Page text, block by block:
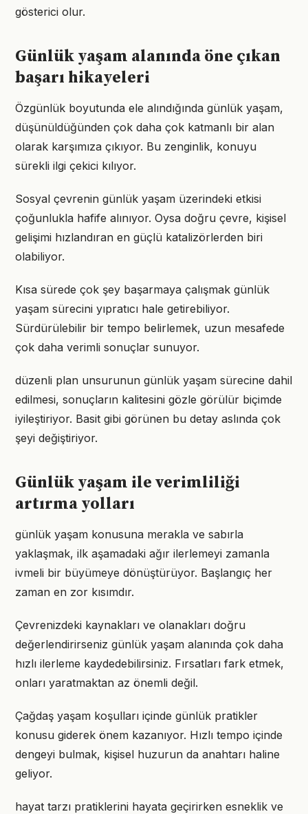
gösterici olur.
Günlük yaşam alanında öne çıkan
başarı hikayeleri
Özgünlük boyutunda ele alındığında günlük yaşam,
düşünüldüğünden çok daha çok katmanlı bir alan
olarak karşımıza çıkıyor. Bu zenginlik, konuyu
sürekli ilgi çekici kılıyor.
Sosyal çevrenin günlük yaşam üzerindeki etkisi
çoğunlukla hafife alınıyor. Oysa doğru çevre, kişisel
gelişimi hızlandıran en güçlü katalizörlerden biri
olabiliyor.
Kısa sürede çok şey başarmaya çalışmak günlük
yaşam sürecini yıpratıcı hale getirebiliyor.
Sürdürülebilir bir tempo belirlemek, uzun mesafede
çok daha verimli sonuçlar sunuyor.
düzenli plan unsurunun günlük yaşam sürecine dahil
edilmesi, sonuçların kalitesini gözle görülür biçimde
iyileştiriyor. Basit gibi görünen bu detay aslında çok
şeyi değiştiriyor.
Günlük yaşam ile verimliliği
artırma yolları
günlük yaşam konusuna merakla ve sabırla
yaklaşmak, ilk aşamadaki ağır ilerlemeyi zamanla
ivmeli bir büyümeye dönüştürüyor. Başlangıç her
zaman en zor kısımdır.
Çevrenizdeki kaynakları ve olanakları doğru
değerlendirirseniz günlük yaşam alanında çok daha
hızlı ilerleme kaydedebilirsiniz. Fırsatları fark etmek,
onları yaratmaktan az önemli değil.
Çağdaş yaşam koşulları içinde günlük pratikler
konusu giderek önem kazanıyor. Hızlı tempo içinde
dengeyi bulmak, kişisel huzurun da anahtarı haline
geliyor.
hayat tarzı pratiklerini hayata geçirirken esneklik ve